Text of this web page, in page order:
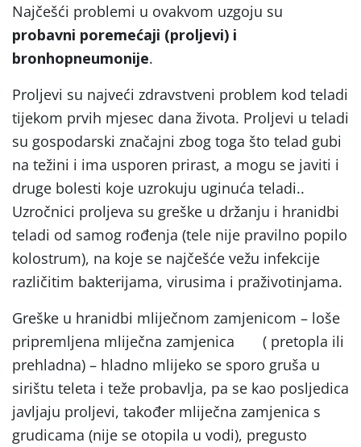
Najčešći problemi u ovakvom uzgoju su
probavni poremećaji (proljevi) i
bronhopneumonije.
Proljevi su najveći zdravstveni problem kod teladi
tijekom prvih mjesec dana života. Proljevi u teladi
su gospodarski značajni zbog toga što telad gubi
na težini i ima usporen prirast, a mogu se javiti i
druge bolesti koje uzrokuju uginuća teladi..
Uzročnici proljeva su greške u držanju i hranidbi
teladi od samog rođenja (tele nije pravilno popilo
kolostrum), na koje se najčešće vežu infekcije
različitim bakterijama, virusima i praživotinjama.
Greške u hranidbi mliječnom zamjenicom – loše
pripremljena mliječna zamjenica ( pretopla ili
prehladna) – hladno mlijeko se sporo gruša u
sirištu teleta i teže probavlja, pa se kao posljedica
javljaju proljevi, također mliječna zamjenica s
grudicama (nije se otopila u vodi), pregusto